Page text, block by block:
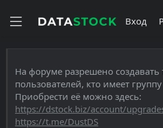
Вход
На форуме разрешено создавать
пользователей, кто имеет
Приобрести её можно здесь:
https://dstock.biz/account/
https://t.me/DustDS